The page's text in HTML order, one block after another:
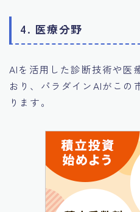
4. 医療分野
AIを活用した診断技術や医
おり、パラダインAIがこの
ります。